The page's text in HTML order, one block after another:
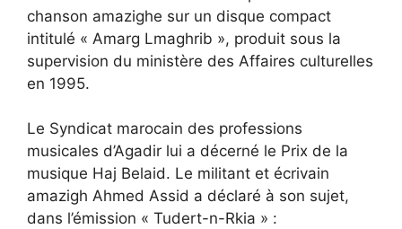
chanson amazighe sur un disque compact
intitulé « Amarg Lmaghrib », produit sous la
supervision du ministère des Affaires culturelles
en 1995.
Le Syndicat marocain des professions
musicales d’Agadir lui a décerné le Prix de la
musique Haj Belaid. Le militant et écrivain
amazigh Ahmed Assid a déclaré à son sujet,
dans l’émission « Tudert-n-Rkia » :